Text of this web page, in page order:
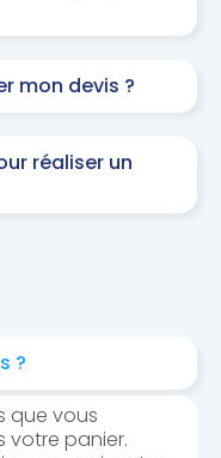
mon devis ?
réaliser un
?
que vous
votre panier.